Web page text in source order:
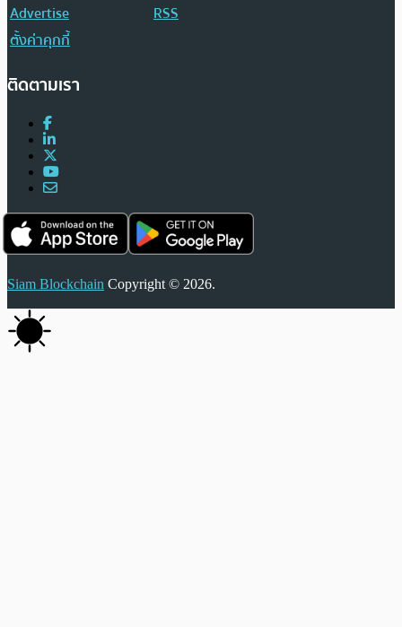
Advertise
RSS
ตั้งค่าคุกกี้
ติดตามเรา
Siam Blockchain Copyright © 2026.